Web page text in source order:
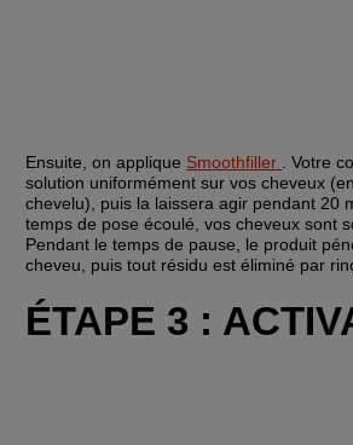
Ensuite, on applique Smoothfiller
. Votre
solution uniformément sur vos cheveux
chevelu), puis la laissera agir pendant 20
temps de pose écoulé, vos cheveux sont
Pendant le temps de pause, le produit
cheveu, puis tout résidu est éliminé par
ÉTAPE 3 :